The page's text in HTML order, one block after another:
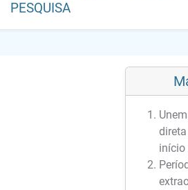
PESQUISA
início